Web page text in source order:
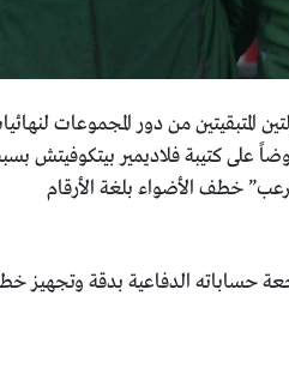
المتبقيتين من دور المجموعات
مفروضاً على كتيبة فلاديمير بيتكوفيتش
خطف الأضواء بلغة الأرقام
حساباته الدفاعية بدقة وتجهيز